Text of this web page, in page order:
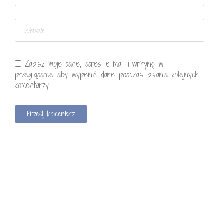
Zapisz moje dane, adres e-mail i witrynę w
przeglądarce aby wypełnić dane podczas pisania kolejnych
komentarzy.